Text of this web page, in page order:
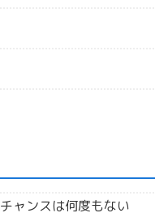
チャンスは何度もない